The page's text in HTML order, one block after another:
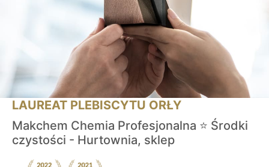
LAUREAT PLEBISCYTU ORŁY
Makchem Chemia Profesjonalna ⭐ Środki
czystości - Hurtownia, sklep